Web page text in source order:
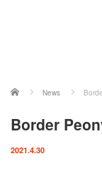
ホーム News
Border
2021.4.30